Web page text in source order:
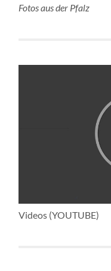
Fotos aus der Pfalz
Videos (YOUTUBE)